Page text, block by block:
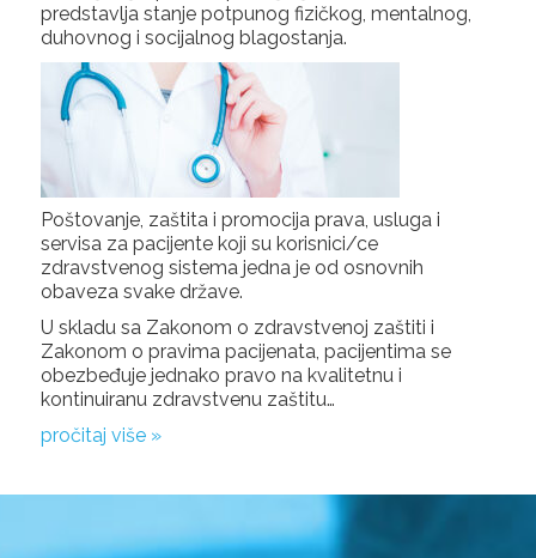
predstavlja stanje potpunog fizičkog, mentalnog,
duhovnog i socijalnog blagostanja.
Poštovanje, zaštita i promocija prava, usluga i
servisa za pacijente koji su korisnici/ce
zdravstvenog sistema jedna je od osnovnih
obaveza svake države.
U skladu sa Zakonom o zdravstvenoj zaštiti i
Zakonom o pravima pacijenata, pacijentima se
obezbeđuje jednako pravo na kvalitetnu i
kontinuiranu zdravstvenu zaštitu…
pročitaj više »